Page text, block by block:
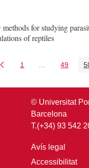
for studying
of reptiles
Pàgina
1 PàginesPàgina
49
© Universitat
Barcelona
T.(+34) 93 542
Avís legal
Accessibilitat